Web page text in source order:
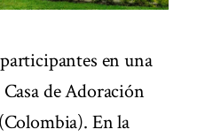
en una
de Adoración
En la